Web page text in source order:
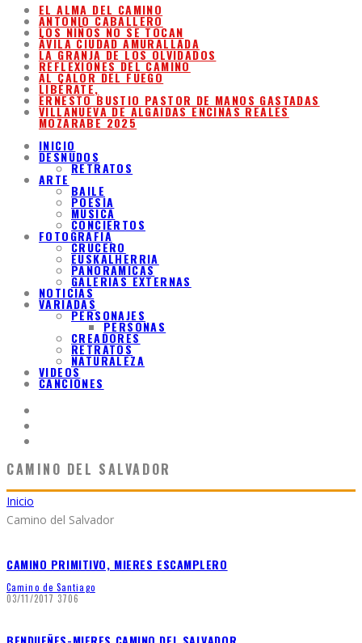
EL ALMA DEL CAMINO
ANTONIO CABALLERO
LOS NIÑOS NO SE TOCAN
ÁVILA CIUDAD AMURALLADA
LA GRANJA DE LOS OLVIDADOS
REFLEXIONES DEL CAMINO
AL CALOR DEL FUEGO
LIBÉRATE,
ERNESTO BUSTIO PASTOR DE MANOS GASTADAS
VILLANUEVA DE ALGAIDAS ENCINAS REALES
MOZARABE 2025
INICIO
DESNUDOS
RETRATOS
ARTE
BAILE
POESIA
MUSICA
CONCIERTOS
FOTOGRAFIA
CRUCERO
EUSKALHERRIA
PANORAMICAS
GALERIAS EXTERNAS
NOTICIAS
VARIADAS
PERSONAJES
PERSONAS
CREADORES
RETRATOS
NATURALEZA
VIDEOS
CANCIONES
CAMINO DEL SALVADOR
Inicio
Camino del Salvador
CAMINO PRIMITIVO, MIERES ESCAMPLERO
Camino de Santiago
03/11/2017 3706